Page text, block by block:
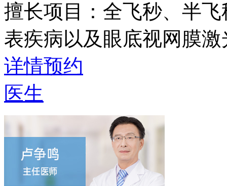
擅长项目： 全飞秒、半
表疾病以及眼底视网膜激
详情预约
医生